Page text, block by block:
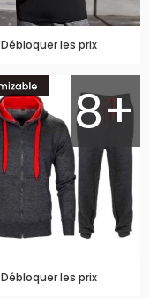
Débloquer les prix
8+
Débloquer les prix